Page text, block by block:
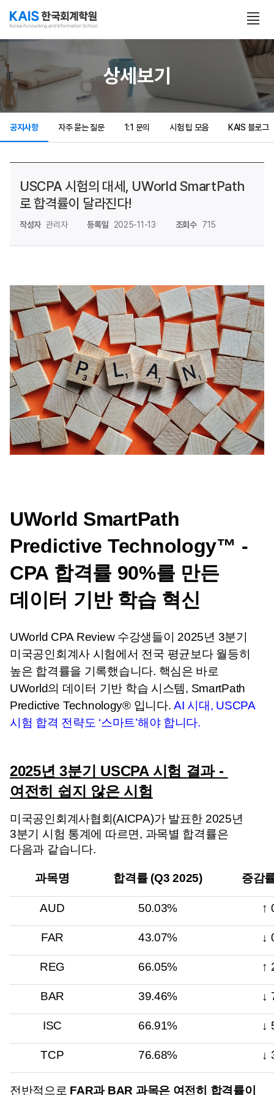
전
보
상세보기
공지사항 자주 묻는 질문 1:1 문의 시험 팁 모음 KAIS 블로그
USCPA 시험의 대세, UWorld SmartPath
로 합격률이 달라진다!
작성자 관리자 등록일 2025-11-13 조회수 715
UWorld SmartPath
Predictive Technology™ -
CPA 합격률 90%를 만든
데이터 기반 학습 혁신
UWorld CPA Review 수강생들이 2025년 3분기
미국공인회계사 시험에서 전국 평균보다 월등히
높은 합격률을 기록했습니다. 핵심은 바로
UWorld의 데이터 기반 학습 시스템, SmartPath
Predictive Technology® 입니다. AI 시대, USCPA
시험 합격 전략도 ‘스마트’해야 합니다.
2025년 3분기 USCPA 시험 결과 -
여전히 쉽지 않은 시험
미국공인회계사협회(AICPA)가 발표한 2025년
3분기 시험 통계에 따르면, 과목별 합격률은
다음과 같습니다.
과목명 합격률 (Q3 2025) 증감
AUD 50.03% ↑
FAR 43.07% ↓
REG 66.05% ↑
BAR 39.46% ↓
ISC 66.91% ↓
TCP 76.68% ↓
전반적으로 FAR과 BAR 과목은 여전히 합격률이